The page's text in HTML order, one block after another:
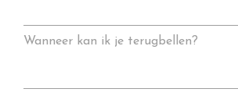
Wanneer kan ik je terugbellen?